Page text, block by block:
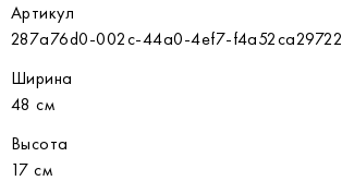
Артикул
287a76d0-002c-44a0-4ef7-f4a52ca29722
Ширина
48 см
Высота
17 см